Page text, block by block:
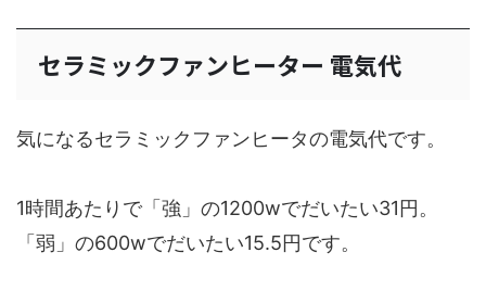
セラミックファンヒーター 電気代
気になるセラミックファンヒータの電気代です。
1時間あたりで「強」の1200wでだいたい31円。
「弱」の600wでだいたい15.5円です。